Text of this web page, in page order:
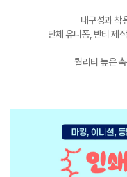
내구성과 착
단체 유니폼, 반티 제
퀄리티 높은